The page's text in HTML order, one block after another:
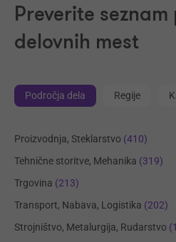
Preverite
delovnih mest
Področja dela Regije
Proizvodnja, Steklarstvo (410)
Tehnične storitve, Mehanika (319)
Trgovina (213)
Transport, Nabava, Logistika (202)
Strojništvo, Metalurgija, Rudarstvo